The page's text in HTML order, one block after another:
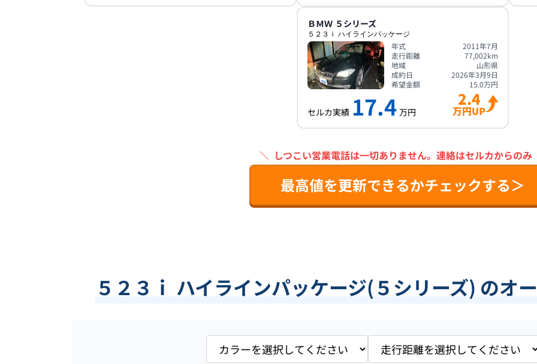
ＢＭＷ ５シリーズ
５２３ｉ ハイラインパッケージ
年式
2011年7月
走行距離
77,002km
地域
山形県
成約日
2026年3月9日
希望金額
15.0万円
セルカ実績 17.4 万円
2.4
万円UP
＼ しつこい営業電話は一切ありません。 連絡はセルカからのみ
最高値を更新できるかチェックする＞
５２３ｉ ハイラインパッケージ(５シリーズ) のオ